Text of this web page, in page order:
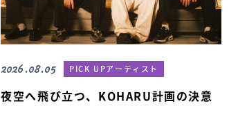
2026.08.05 PICK UPアーティスト
夜空へ飛び立つ、KOHARU計画の決意